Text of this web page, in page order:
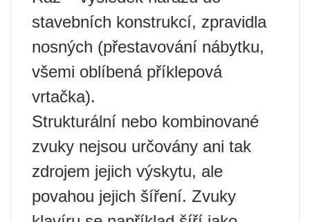
stavebních konstrukcí, zpravidla
nosných (přestavování nábytku,
všemi oblíbená příklepová
vrtačka).
Strukturální nebo kombinované
zvuky nejsou určovány ani tak
zdrojem jejich výskytu, ale
povahou jejich šíření. Zvuky